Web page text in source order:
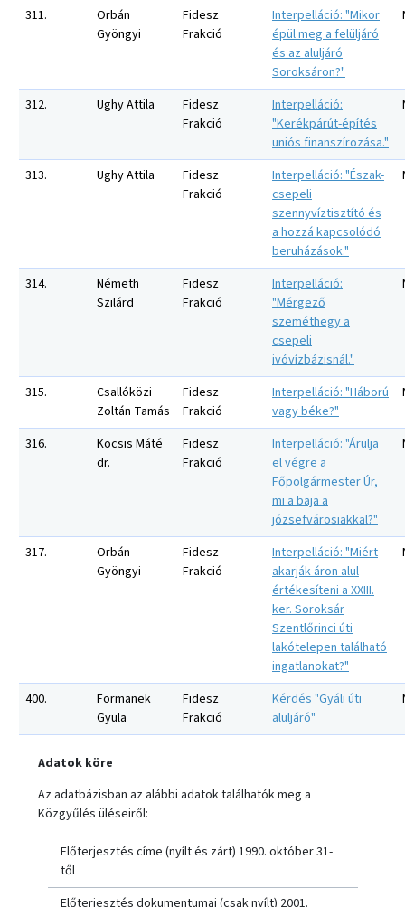
311.
Orbán
Gyöngyi
Fidesz
Frakció
Interpelláció: "Mikor
épül meg a felüljáró
és az aluljáró
Soroksáron?"
312. Ughy Attila
Fidesz
Frakció
Interpelláció:
"Kerékpárút-építés
uniós finanszírozása."
313. Ughy Attila
Fidesz
Frakció
Interpelláció: "Észak-
csepeli
szennyvíztisztító és
a hozzá kapcsolódó
beruházások."
314.
Németh
Szilárd
Fidesz
Frakció
Interpelláció:
"Mérgező
szeméthegy a
csepeli
ivóvízbázisnál."
315.
Csallóközi
Zoltán Tamás
Fidesz
Frakció
Interpelláció: "Háború
vagy béke?"
316.
Kocsis Máté
dr.
Fidesz
Frakció
Interpelláció: "Árulja
el végre a
Főpolgármester Úr,
mi a baja a
józsefvárosiakkal?"
317.
Orbán
Gyöngyi
Fidesz
Frakció
Interpelláció: "Miért
akarják áron alul
értékesíteni a XXIII.
ker. Soroksár
Szentlőrinci úti
lakótelepen található
ingatlanokat?"
400.
Formanek
Gyula
Fidesz
Frakció
Kérdés "Gyáli úti
aluljáró"
Adatok köre
Az adatbázisban az alábbi adatok találhatók meg a
Közgyűlés üléseiről:
Előterjesztés címe (nyílt és zárt) 1990. október 31-
től